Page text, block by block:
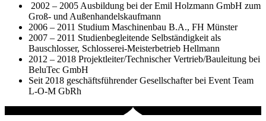
2002 – 2005 Ausbildung bei der Emil Holzmann GmbH zum
Groß- und Außenhandelskaufmann
2006 – 2011 Studium Maschinenbau B.A., FH Münster
2007 – 2011 Studienbegleitende Selbständigkeit als
Bauschlosser, Schlosserei-Meisterbetrieb Hellmann
2012 – 2018 Projektleiter/Technischer Vertrieb/Bauleitung bei
BeluTec GmbH
Seit 2018 geschäftsführender Gesellschafter bei Event Team
L-O-M GbRh